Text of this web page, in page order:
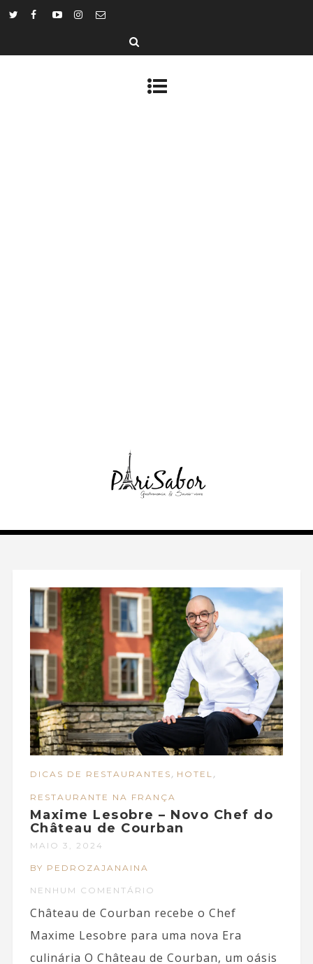
DICAS DE RESTAURANTES , HOTEL ,
RESTAURANTE NA FRANÇA
Maxime Lesobre – Novo Chef do
Château de Courban
MAIO 3, 2024
BY PEDROZAJANAINA
NENHUM COMENTÁRIO
Château de Courban recebe o Chef
Maxime Lesobre para uma nova Era
culinária O Château de Courban, um oásis